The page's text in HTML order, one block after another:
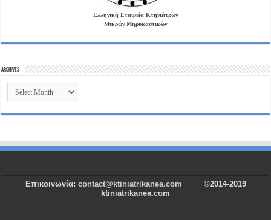
Ελληνική Εταιρεία Κτηνιάτρων
Μικρών Μηρυκαστικών
Archives
Archives
Επικοινωνία: contact@ktiniatrikanea.com ©2014-2019
ktiniatrikanea.com